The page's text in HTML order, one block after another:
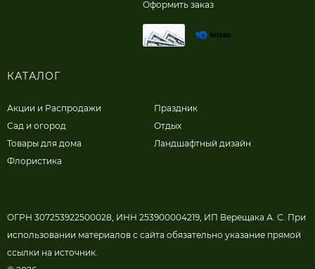
Оформить заказ
КАТАЛОГ
Акции и Распродажи
Сад и огород
Товары для дома
Флористика
Праздник
Отдых
Ландшафтный дизайн
ОГРН 307253922500028, ИНН 253900004219, ИП Верещака А. С. При
использовании материалов с сайта обязательно указание прямой
ссылки на источник.